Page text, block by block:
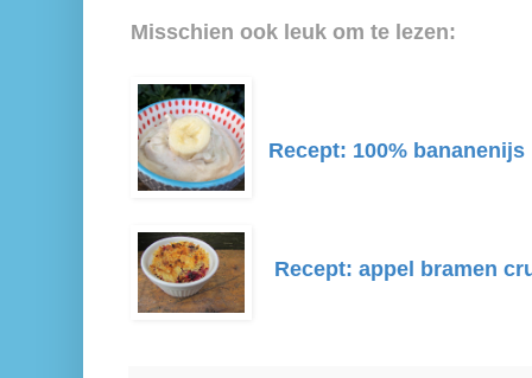
Misschien ook leuk om te lezen:
Recept: 100% bananenijs
Recept: appel bramen